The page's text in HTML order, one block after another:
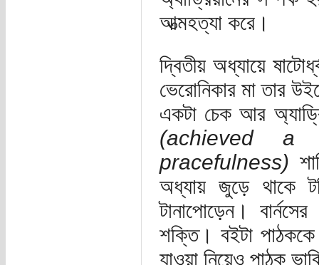
আত্মহত্যা করে।
দ্বিতীয় অধ্যায়ে
ভেরোনিকার মা তার
একটা চেক আর
(achieved a
pracefulness)
অধ্যায় জুড়ে থাকে
টানাপোড়েন।
শক্তি। বইটা পাঠককে
যাওয়া নিয়েও পাঠক